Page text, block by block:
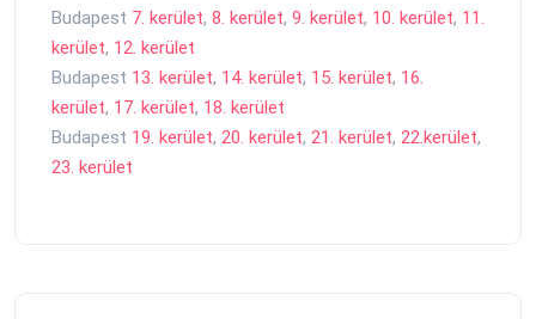
Budapest 7. kerület, 8. kerület, 9. kerület, 10. kerület, 11.
kerület, 12. kerület
Budapest 13. kerület, 14. kerület, 15. kerület, 16.
kerület, 17. kerület, 18. kerület
Budapest 19. kerület, 20. kerület, 21. kerület, 22.kerület,
23. kerület